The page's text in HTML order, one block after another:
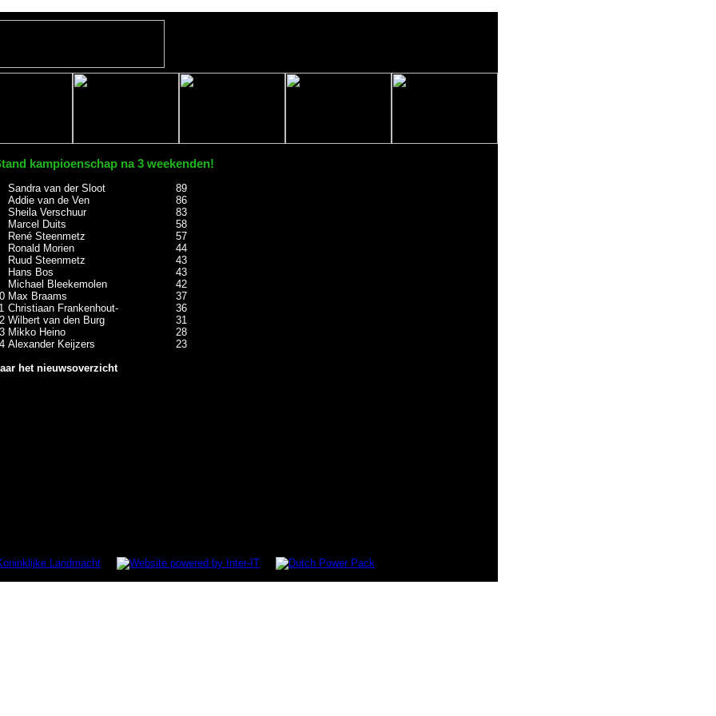
kampioenschap na 3 weekenden!
Sandra van der Sloot
89
Addie van de Ven
86
Sheila Verschuur
83
Marcel Duits
58
René Steenmetz
57
Ronald Morien
44
Ruud Steenmetz
43
Hans Bos
43
Michael Bleekemolen
42
Max Braams
37
Christiaan Frankenhout-
36
Wilbert van den Burg
31
Mikko Heino
28
Alexander Keijzers
23
het nieuwsoverzicht